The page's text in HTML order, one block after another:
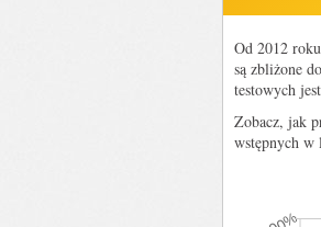
Od 2012
są zbliżone
testowych
Zobacz, jak
wstępnych w